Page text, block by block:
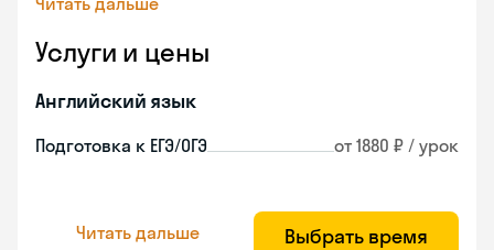
Услуги и цены
Английский язык
Подготовка к ЕГЭ/ОГЭ от 1880 ₽ / урок
Читать дальше Выбрать время